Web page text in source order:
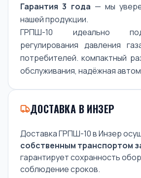
Гарантия 3 года — мы
нашей продукции.
ГРПШ-10 идеально
регулирования давления
потребителей. компактный
обслуживания, надёжная
ДОСТАВКА В ИНЗЕР
Доставка ГРПШ-10 в Инзер
собственным транспортом
гарантирует сохранность
соблюдение сроков.